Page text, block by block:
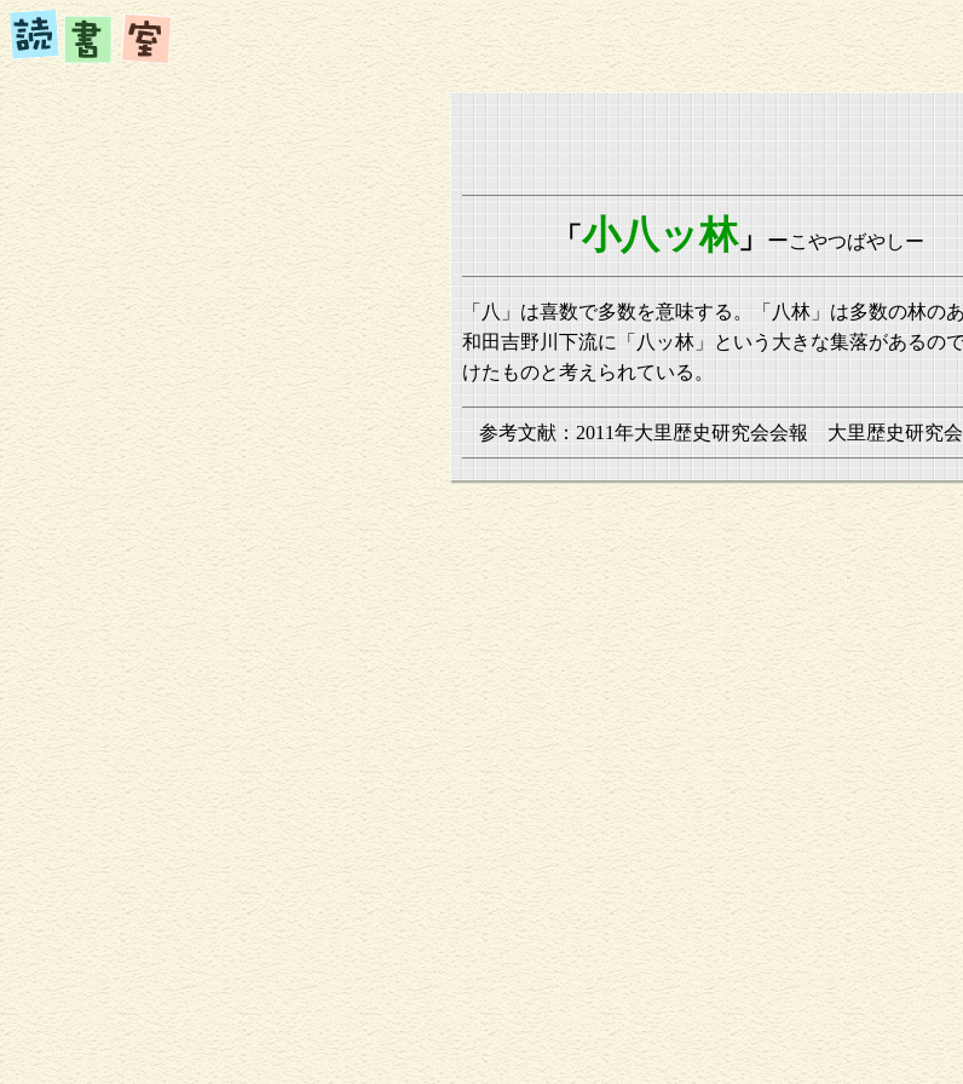
「小八ッ林」 ーこやつばやしー
「八」は喜数で多数を意味する。「八林」は多数の林の
和田吉野川下流に「八ッ林」という大きな集落があるの
けたものと考えられている。
参考文献：2011年大里歴史研究会会報 大里歴史研究会